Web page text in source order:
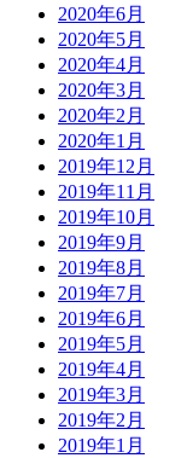
2020年6月
2020年5月
2020年4月
2020年3月
2020年2月
2020年1月
2019年12月
2019年11月
2019年10月
2019年9月
2019年8月
2019年7月
2019年6月
2019年5月
2019年4月
2019年3月
2019年2月
2019年1月